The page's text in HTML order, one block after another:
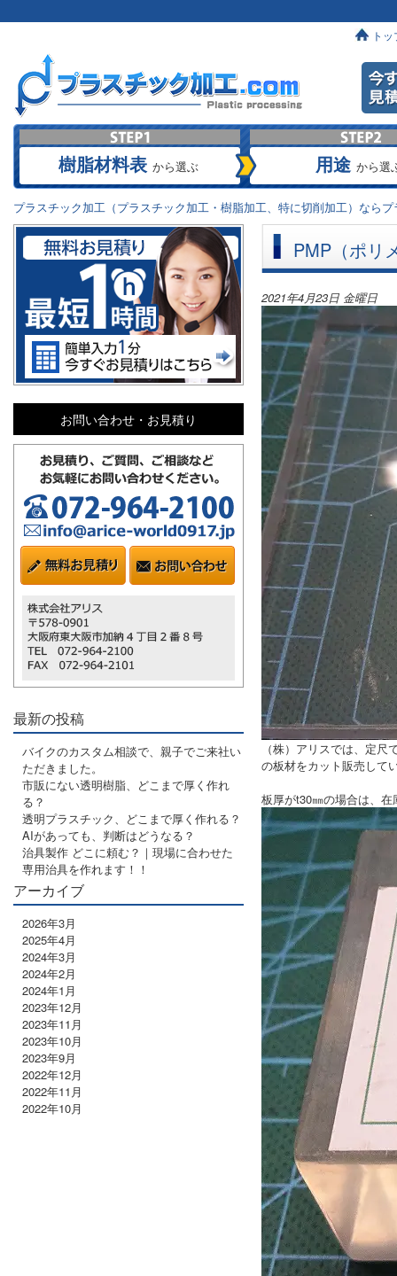
トッ
樹脂材料表 から選ぶ 用途 から選
プラスチック加工（プラスチック加工・樹脂加工、特に切削加工）なら
PMP（ポリ
2021年4月23日 金曜日
（株）アリスでは、定
の板材をカット販売して
板厚がt30㎜の場合は、
お問い合わせ・お見積り
最新の投稿
バイクのカスタム相談で、親子でご来社い
ただきました。
市販にない透明樹脂、どこまで厚く作れ
る？
透明プラスチック、どこまで厚く作れる？
AIがあっても、判断はどうなる？
治具製作 どこに頼む？｜現場に合わせた
専用治具を作れます！！
アーカイブ
2026年3月
2025年4月
2024年3月
2024年2月
2024年1月
2023年12月
2023年11月
2023年10月
2023年9月
2022年12月
2022年11月
2022年10月